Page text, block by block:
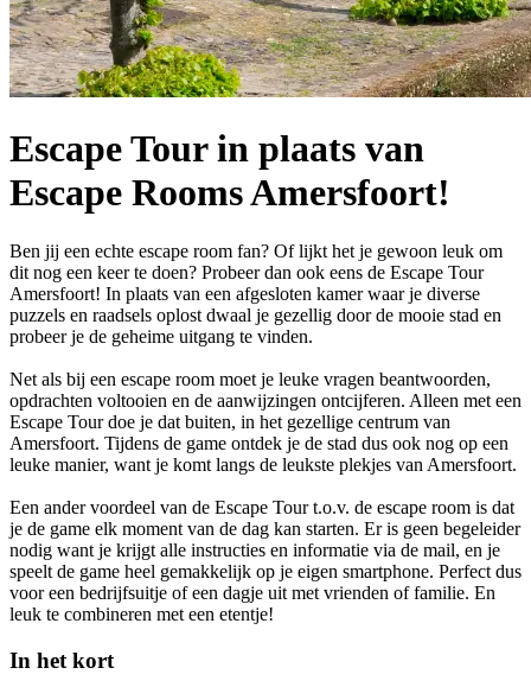
Escape Tour in plaats van
Escape Rooms Amersfoort!
Ben jij een echte escape room fan? Of lijkt het je gewoon leuk om
dit nog een keer te doen? Probeer dan ook eens de Escape Tour
Amersfoort! In plaats van een afgesloten kamer waar je diverse
puzzels en raadsels oplost dwaal je gezellig door de mooie stad en
probeer je de geheime uitgang te vinden.
Net als bij een escape room moet je leuke vragen beantwoorden,
opdrachten voltooien en de aanwijzingen ontcijferen. Alleen met een
Escape Tour doe je dat buiten, in het gezellige centrum van
Amersfoort. Tijdens de game ontdek je de stad dus ook nog op een
leuke manier, want je komt langs de leukste plekjes van Amersfoort.
Een ander voordeel van de Escape Tour t.o.v. de escape room is dat
je de game elk moment van de dag kan starten. Er is geen begeleider
nodig want je krijgt alle instructies en informatie via de mail, en je
speelt de game heel gemakkelijk op je eigen smartphone. Perfect dus
voor een bedrijfsuitje of een dagje uit met vrienden of familie. En
leuk te combineren met een etentje!
In het kort